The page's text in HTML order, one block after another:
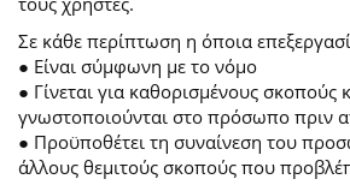
Σε κάθε περίπτωση η όποια
● Είναι σύμφωνη με το νόμο
● Γίνεται για καθορισμένους σκοπούς
γνωστοποιούνται στο πρόσωπο πριν
● Προϋποθέτει τη συναίνεση του
άλλους θεμιτούς σκοπούς που